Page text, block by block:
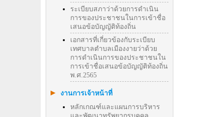
ระเบียบสภาว่าด้วยการดำเนิน
การของประชาชนในการเข้าชื่อ
เสนอข้อบัญญัติท้องถิ่น
เอกสารที่เกี่ยวข้องกับระเบียบ
เทศบาลตำบลเมืองงายว่าด้วย
การดำเนินการของประชาชนใน
การเข้าชื่อเสนอข้อบัญญัติท้องถิ่น
พ.ศ.2565
งานการเจ้าหน้าที่
หลักเกณฑ์และแผนการบริหาร